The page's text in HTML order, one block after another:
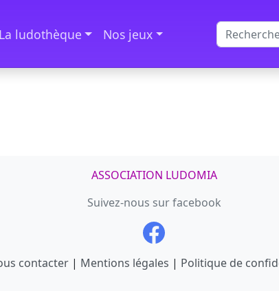
ludothèque Nos jeux
ASSOCIATION LUDOMIA
Suivez-nous sur facebook
contacter| Mentions légales | Politique de